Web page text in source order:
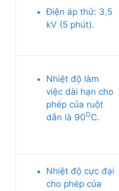
Điện áp thử: 3,5
kV (5 phút).
Nhiệt độ làm
việc dài hạn cho
phép của ruột
dẫn là 90OC.
Nhiệt độ cực đại
cho phép của